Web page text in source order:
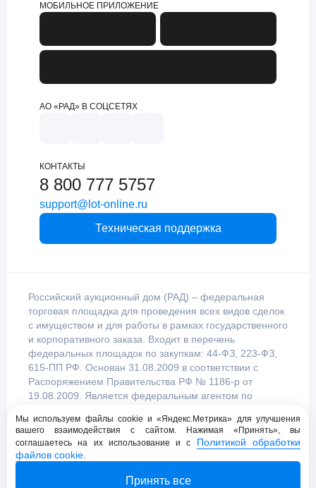
МОБИЛЬНОЕ ПРИЛОЖЕНИЕ
АО «РАД» В СОЦСЕТЯХ
КОНТАКТЫ
8 800 777 5757
support@lot-online.ru
Техническая поддержка
Российский аукционный дом (РАД) – федеральная
торговая площадка для проведения всех видов сделок
с имуществом и для работы в рамках государственного
и корпоративного заказа. Входит в перечень
федеральных площадок по закупкам: 44-ФЗ, 223-ФЗ,
615-ПП РФ. Основан 31.08.2009 в соответствии с
Распоряжением Правительства РФ № 1186-р от
19.08.2009. Является федеральным агентом по
Правительством Российской Федерации.
Мы используем файлы cookie и «Яндекс.Метрика» для улучшения
вашего взаимодействия с сайтом. Нажимая «Принять», вы
соглашаетесь на их использование и с Политикой обработки
файлов cookie.
Принять все